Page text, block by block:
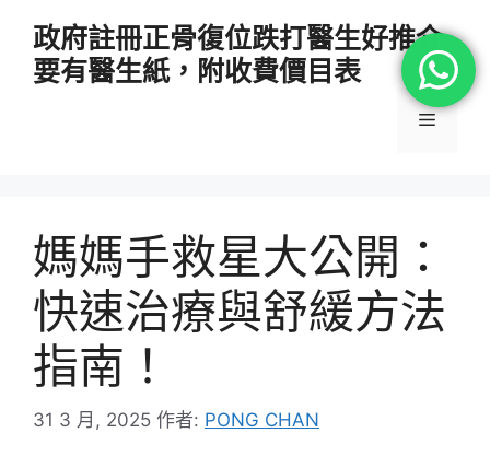
政府註冊正骨復位跌打醫生好推介
要有醫生紙，附收費價目表
選
媽媽手救星大公開：
快速治療與舒緩方法
指南！
31 3 月, 2025 作者: PONG CHAN